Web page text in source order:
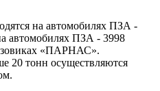
на автомобилях ПЗА -
автомобилях ПЗА - 3998
«ПАРНАС».
20 тонн осуществляются